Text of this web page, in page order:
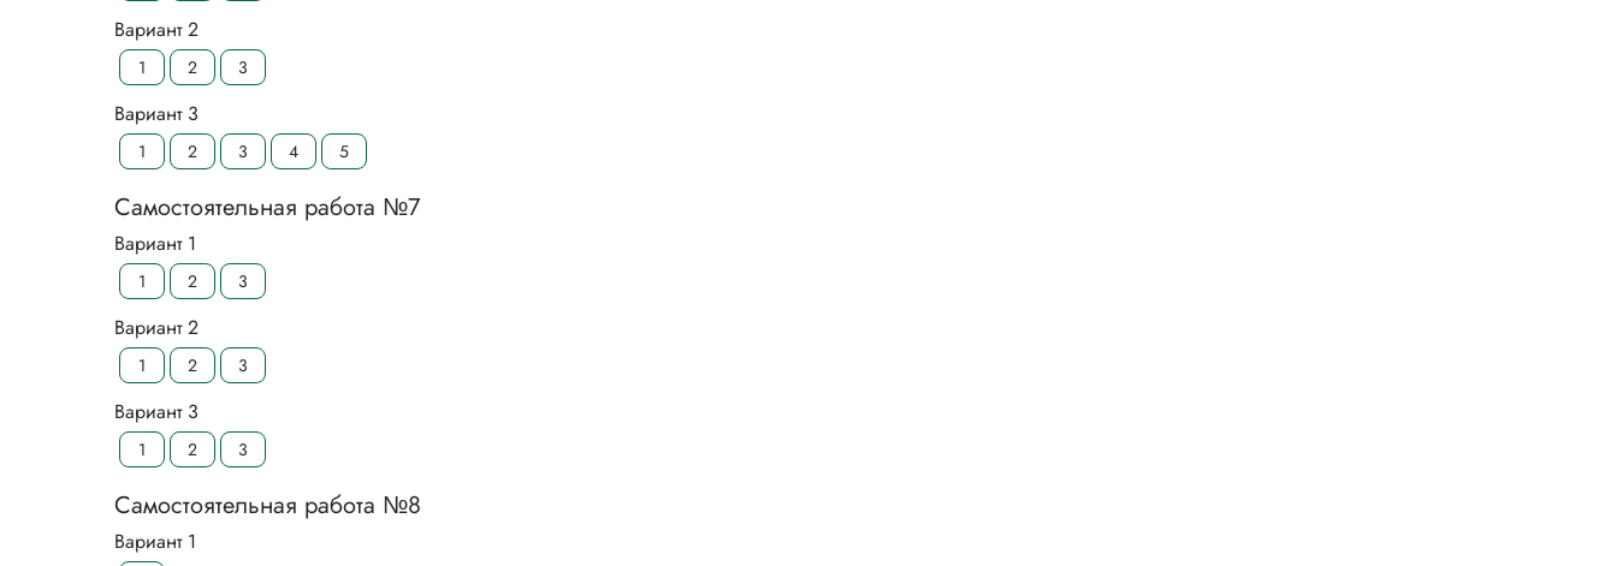
Вариант 2
1 2 3
Вариант 3
1 2 3 4 5
Самостоятельная работа №7
Вариант 1
1 2 3
Вариант 2
1 2 3
Вариант 3
1 2 3
Самостоятельная работа №8
Вариант 1